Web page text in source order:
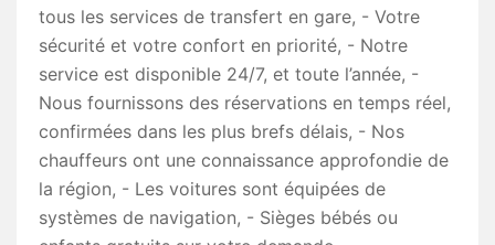
tous les services de transfert en gare, - Votre
sécurité et votre confort en priorité, - Notre
service est disponible 24/7, et toute l’année, -
Nous fournissons des réservations en temps réel,
confirmées dans les plus brefs délais, - Nos
chauffeurs ont une connaissance approfondie de
la région, - Les voitures sont équipées de
systèmes de navigation, - Sièges bébés ou